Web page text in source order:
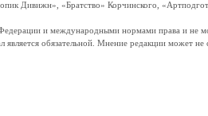
Дивижн», «Братство» Корчинского,
и международными нормами права и не
обязательной. Мнение редакции может не